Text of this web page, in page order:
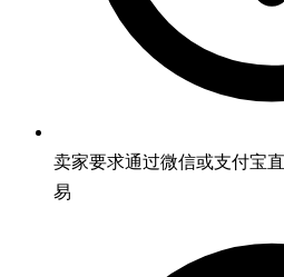
卖家要求通过微信或支付宝
易